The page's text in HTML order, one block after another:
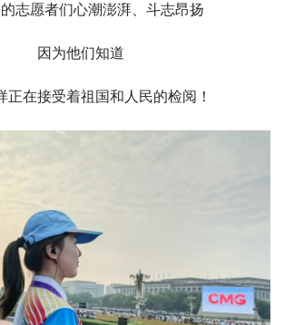
志愿者们心潮澎湃、斗志昂扬
因为他们知道
正在接受着祖国和人民的检阅！